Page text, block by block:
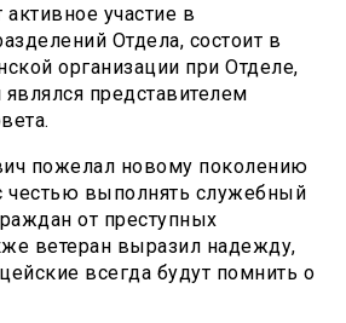
участие в
Отдела, состоит в
организации при Отделе,
представителем
пожелал новому поколению
честью выполнять служебный
от преступных
ветеран выразил надежду,
всегда будут помнить о